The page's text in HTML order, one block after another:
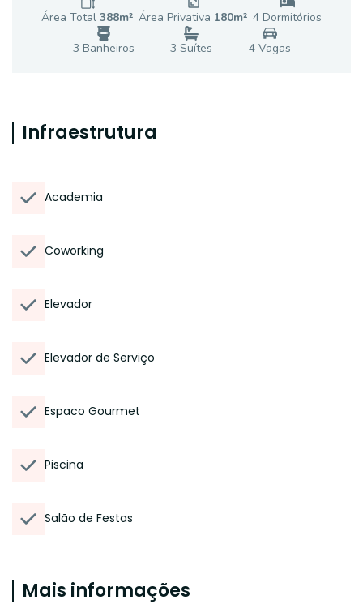
Área Total 388m² Área Privativa 180m² 4 Dormitórios
3 Banheiros 3 Suítes 4Vagas
Infraestrutura
Academia
Coworking
Elevador
Elevador de Serviço
Espaco Gourmet
Piscina
Salão de Festas
Mais informações